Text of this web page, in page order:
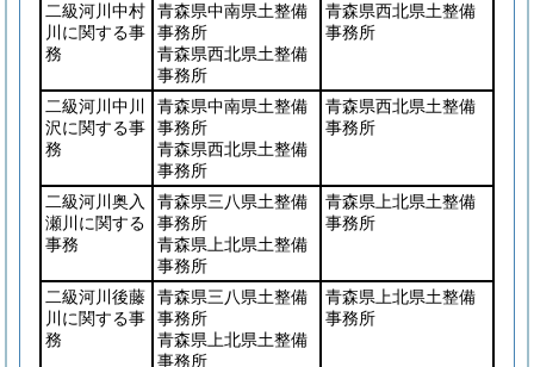
二級河川中村
川に関する事
務
青森県中南県土整備
事務所
青森県西北県土整備
事務所
青森県西北県土整備
事務所
二級河川中川
沢に関する事
務
青森県中南県土整備
事務所
青森県西北県土整備
事務所
青森県西北県土整備
事務所
二級河川奥入
瀬川に関する
事務
青森県三八県土整備
事務所
青森県上北県土整備
事務所
青森県上北県土整備
事務所
二級河川後藤
川に関する事
務
青森県三八県土整備
事務所
青森県上北県土整備
事務所
青森県上北県土整備
事務所